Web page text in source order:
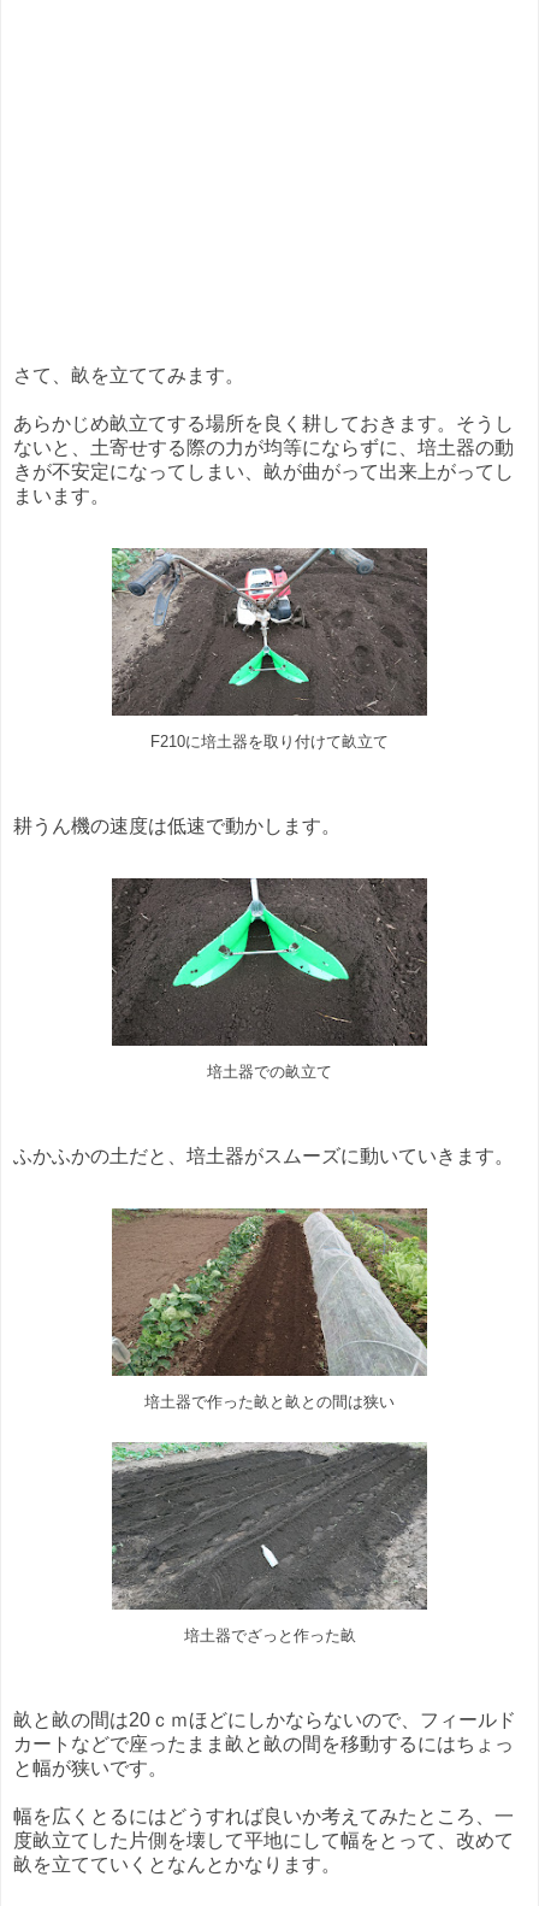
さて、畝を立ててみます。
あらかじめ畝立てする場所を良く耕しておきます。そうし
ないと、土寄せする際の力が均等にならずに、培土器の動
きが不安定になってしまい、畝が曲がって出来上がってし
まいます。
F210に培土器を取り付けて畝立て
耕うん機の速度は低速で動かします。
培土器での畝立て
ふかふかの土だと、培土器がスムーズに動いていきます。
培土器で作った畝と畝との間は狭い
培土器でざっと作った畝
畝と畝の間は20ｃｍほどにしかならないので、フィールド
カートなどで座ったまま畝と畝の間を移動するにはちょっ
と幅が狭いです。
幅を広くとるにはどうすれば良いか考えてみたところ、一
度畝立てした片側を壊して平地にして幅をとって、改めて
畝を立てていくとなんとかなります。